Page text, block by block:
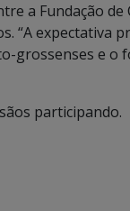
a Fundação de
“A expectativa
grossenses e o
participando.